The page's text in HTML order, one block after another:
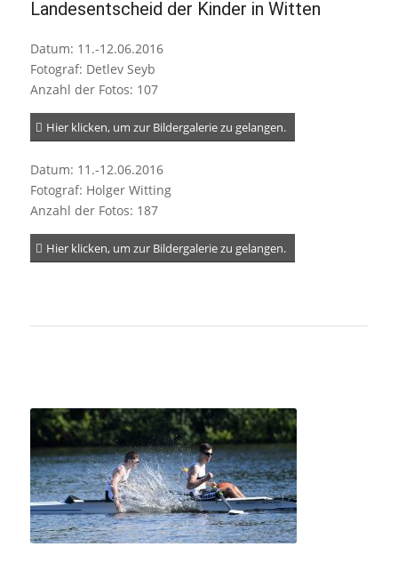
Landesentscheid der Kinder in Witten
Datum: 11.-12.06.2016
Fotograf: Detlev Seyb
Anzahl der Fotos: 107
Hier klicken, um zur Bildergalerie zu gelangen.
Datum: 11.-12.06.2016
Fotograf: Holger Witting
Anzahl der Fotos: 187
Hier klicken, um zur Bildergalerie zu gelangen.